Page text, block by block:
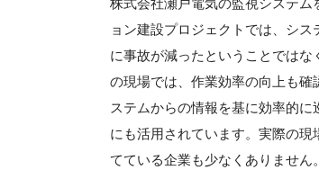
株式会社瀬戸電気の監視システ
ョン建設プロジェクトでは、シ
に事故が減ったということでは
の現場では、作業効率の向上も
ステムからの情報を基に効率的
にも活用されています。実際の
てている企業も少なくありませ